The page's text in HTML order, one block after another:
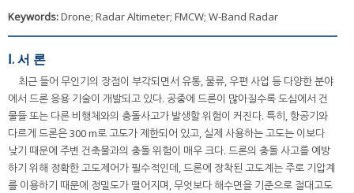
Keywords:Drone; Radar Altimeter; FMCW; W-Band Radar
Ⅰ. 서 론
최근 들어 무인기의 장점이 부각되면서 유통, 물류, 우편 사업 등 다양한 분야
에서 드론 응용 기술이 개발되고 있다. 공중에 드론이 많아질수록 도심에서 건
물들 또는 다른 비행체와의 충돌사고가 발생할 위험이 커진다. 특히, 항공기와
다르게 드론은 300 m로 고도가 제한되어 있고, 실제 사용하는 고도는 이보다
낮기 때문에 주변 건축물과의 충돌 위험이 매우 크다. 드론의 충돌 사고를 예방
하기 위해 정확한 고도제어가 필수적인데, 드론에 장착된 고도계는 주로 기압계
를 이용하기 때문에 정밀도가 떨어지며, 무엇보다 해수면을 기준으로 절대고도